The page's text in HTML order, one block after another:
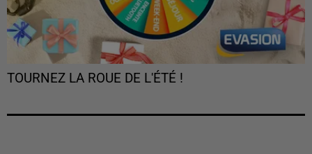
TOURNEZ LA ROUE DE L'ÉTÉ !